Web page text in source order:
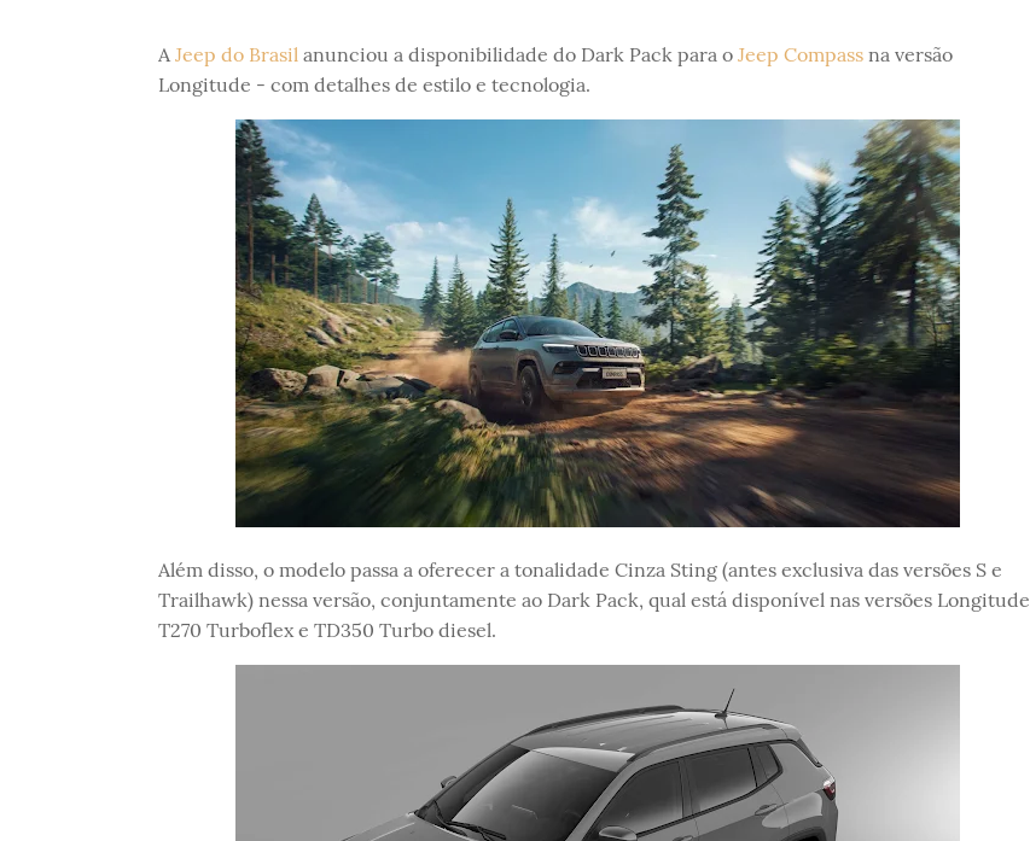
A Jeep do Brasilanunciou a disponibilidade do Dark Pack para o Jeep Compassna versão
Longitude - com detalhes de estilo e tecnologia.
Além disso, o modelo passa a oferecer a tonalidade Cinza Sting (antes exclusiva das versões S e
Trailhawk) nessa versão, conjuntamente ao Dark Pack, qual está disponível nas versões Longitude
T270 Turboflex e TD350 Turbo diesel.